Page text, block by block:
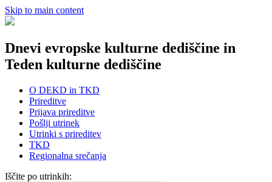
Skip to main content
Dnevi evropske kulturne dediščine in
Teden kulturne dediščine
O DEKD in TKD
Prireditve
Prijava prireditve
Pošlji utrinek
Utrinki s prireditev
TKD
Regionalna srečanja
Iščite po utrinkih: